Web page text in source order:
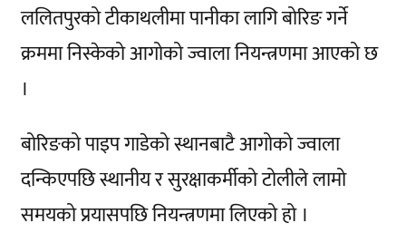
ललितपुरको टीकाथलीमा पानीका लागि बोरिङ गर्ने
क्रममा निस्केको आगोको ज्वाला नियन्त्रणमा आएको छ
।
बोरिङको पाइप गाडेको स्थानबाटै आगोको ज्वाला
दन्किएपछि स्थानीय र सुरक्षाकर्मीको टोलीले लामो
समयको प्रयासपछि नियन्त्रणमा लिएको हो ।